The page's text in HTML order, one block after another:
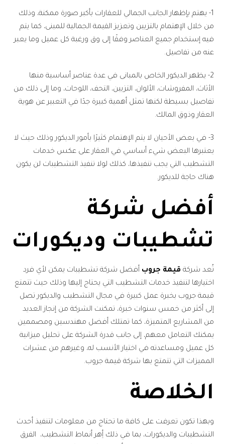
1- يهتم بإظهار الجانب الجمالي للعقارات بأكبر صورة ممكنة، وذلك
من خلال الإهتمام بالتزيين وتعزيز القيمة الجمالية للمبنى، كما يتم
فيه إستخدام جميع العناصر وفقًا إلى وق ورغبة كل عميل وما يعبر
عنه من تفاصيل.
2- يظهر الديكور الخاص بالمبانى في عدة عناصر أساسية منها
الأثاث، المفروشات، الألوان، التزيين، التحف، اللوحات، وما إلى ذلك من
تفاصيل بسيطة لكنها تمثل أهمية كبيرة جدًا في التعبير عن هوية
العقار وذوق المالك.
3- في بعض الأحيان لا يتم الإهتمام كثيرًا بأمور الديكور وذلك حيث لا
يعتبرها البعض شيء أساسي في العقار على عكس خدمات
التشطيب التي يجب تنفيذها، كذلك لولا تنفيذ التشطيبات لن يكون
هناك حاجة للديكور.
أفضل شركة
تشطيبات وديكورات
تُعد شركة قيمة جروب أفضل شركة تشطيبات يمكن لأي فرد
اختيارها لتنفيذ خدمات التشطيب التي يحتاج إليها وذلك حيث تتمتع
قيمة جروب بخبرة عمل كبيرة في مجال التشطيب والديكور تصل
إلى أكثر من خمس سنوات خبرة، تمكنت الشركة من إنجاز العديد
من المشاريع المتميزة، كما تمتلك أفضل مهندسين ومصممين
يمكنك التعامل معهم، إلى جانب قدرة الشركة على تحليل ميزانية
كل عميل ومساعدته في اختيار الأنسب له، وغيرهم من عشرات
المميزات التي تتمتع بها شركة قيمة جروب.
الخلاصة
وبهذا تكون تعرفت على كافة ما تحتاج من معلومات لتنفيذ أحدث
التشطيبات والديكورات، بما في ذلك أِهر أنماط التشطيب، الفرق